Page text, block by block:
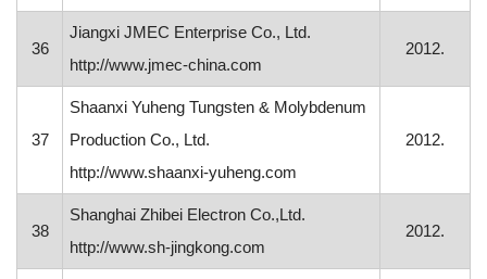
36
Jiangxi JMEC Enterprise Co., Ltd.
http://www.jmec-china.com
2012.
37
Shaanxi Yuheng Tungsten & Molybdenum
Production Co., Ltd.
http://www.shaanxi-yuheng.com
2012.
38
Shanghai Zhibei Electron Co.,Ltd.
http://www.sh-jingkong.com
2012.